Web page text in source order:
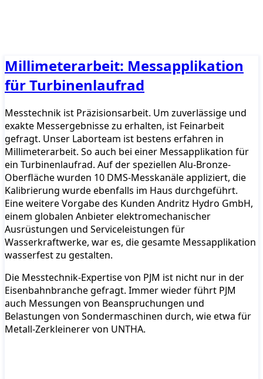
Millimeterarbeit: Messapplikation
für Turbinenlaufrad
Messtechnik ist Präzisionsarbeit. Um zuverlässige und
exakte Messergebnisse zu erhalten, ist Feinarbeit
gefragt. Unser Laborteam ist bestens erfahren in
Millimeterarbeit. So auch bei einer Messapplikation für
ein Turbinenlaufrad. Auf der speziellen Alu-Bronze-
Oberfläche wurden 10 DMS-Messkanäle appliziert, die
Kalibrierung wurde ebenfalls im Haus durchgeführt.
Eine weitere Vorgabe des Kunden Andritz Hydro GmbH,
einem globalen Anbieter elektromechanischer
Ausrüstungen und Serviceleistungen für
Wasserkraftwerke, war es, die gesamte Messapplikation
wasserfest zu gestalten.
Die Messtechnik-Expertise von PJM ist nicht nur in der
Eisenbahnbranche gefragt. Immer wieder führt PJM
auch Messungen von Beanspruchungen und
Belastungen von Sondermaschinen durch, wie etwa für
Metall-Zerkleinerer von UNTHA.